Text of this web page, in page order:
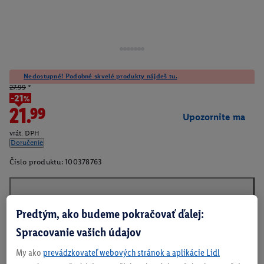
Nedostupné! Podobné skvelé produkty nájdeš tu.
27.99 *
-21%
21.99
vrát. DPH
Doručenie
Upozornite ma
Číslo produktu: 100378763
Predtým, ako budeme pokračovať ďalej:
Spracovanie vašich údajov
My ako prevádzkovateľ webových stránok a aplikácie Lidl